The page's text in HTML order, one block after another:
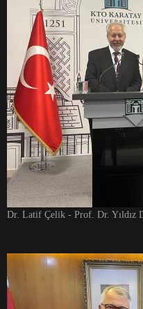
Dr. Latif Çelik - Prof. Dr. Yıldız